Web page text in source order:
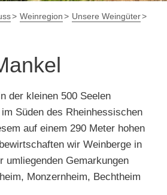
Weinregion
Unsere Weingüter
der kleinen 500 Seelen
Süden des Rheinhessischen
auf einem 290 Meter hohen
wir Weinberge in
umliegenden Gemarkungen
Monzernheim, Bechtheim